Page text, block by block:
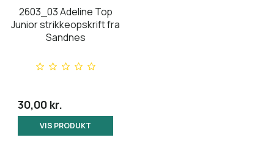
2603_03 Adeline Top
Junior strikkeopskrift fra
Sandnes
30,00 kr.
VIS PRODUKT